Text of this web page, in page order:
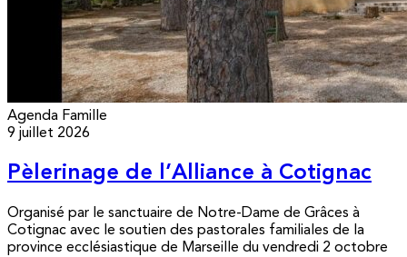
Agenda Famille
9 juillet 2026
Pèlerinage de l’Alliance à Cotignac
Organisé par le sanctuaire de Notre-Dame de Grâces à
Cotignac avec le soutien des pastorales familiales de la
province ecclésiastique de Marseille du vendredi 2 octobre